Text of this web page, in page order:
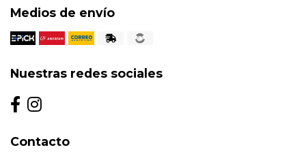
Medios de envío
Nuestras redes sociales
Contacto